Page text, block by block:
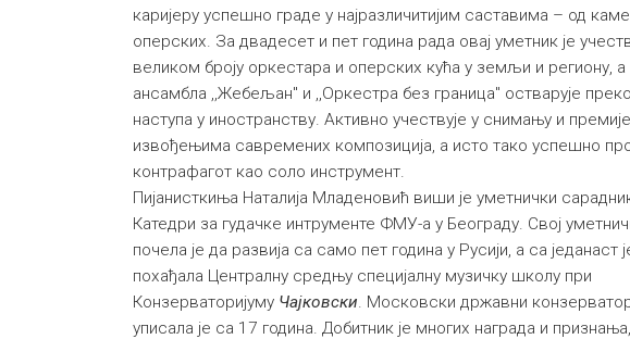
каријеру успешно граде у најразличитијим саставима – од
оперских. За двадесет и пет година рада овај уметник је
великом броју оркестара и оперских кућа у земљи и региону, а
ансамбла ,,Жебељан" и ,,Оркестра без граница" остварује
наступа у иностранству. Активно учествује у снимању и
извођењима савремених композиција, а исто тако успешно
контрафагот као соло инструмент.
Пијанисткиња Наталија Младеновић виши је уметнички
Катедри за гудачке интрументе ФМУ-а у Београду. Свој
почела је да развија са само пет година у Русији, а са једанаст
похађала Централну средњу специјалну музичку школу при
Конзерваторијуму Чајковски. Московски државни
уписала је са 17 година. Добитник је многих награда и